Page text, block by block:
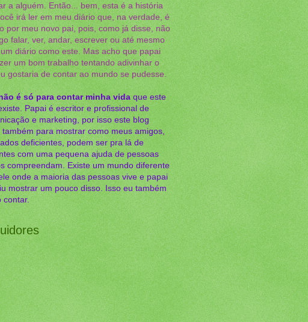
a alguém. Então... bem, esta é a história
irá ler em meu diário que, na verdade, é
por meu novo pai, pois, como já disse, não
falar, ver, andar, escrever ou até mesmo
diário como este. Mas acho que papai
um bom trabalho tentando adivinhar o
gostaria de contar ao mundo se pudesse.
é só para contar minha vidaque este
Papai é escritor e profissional de
e marketing, por isso este blog
também para mostrar como meus amigos,
deficientes, podem ser pra lá de
com uma pequena ajuda de pessoas
compreendam. Existe um mundo diferente
onde a maioria das pessoas vive e papai
mostrar um pouco disso. Isso eu também
contar.